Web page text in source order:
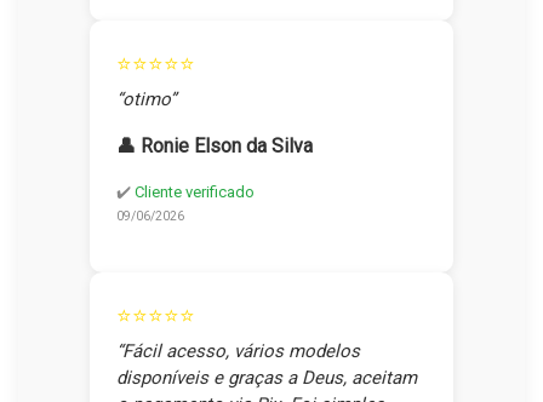
⭐⭐⭐⭐⭐
“otimo”
👤 Ronie Elson da Silva
✔️ Cliente verificado
09/06/2026
⭐⭐⭐⭐⭐
“Fácil acesso, vários modelos
disponíveis e graças a Deus, aceitam